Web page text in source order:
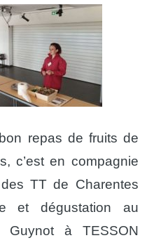
repas de fruits de
c’est en compagnie
TT de Charentes
et dégustation au
Guynot à TESSON